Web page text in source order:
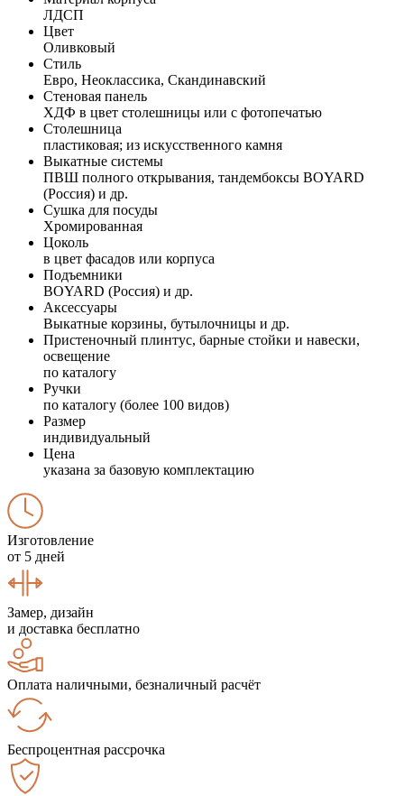
ЛДСП
Цвет
Оливковый
Стиль
Евро, Неоклассика, Скандинавский
Стеновая панель
ХДФ в цвет столешницы или с фотопечатью
Столешница
пластиковая; из искусственного камня
Выкатные системы
ПВШ полного открывания, тандембоксы BOYARD
(Россия) и др.
Сушка для посуды
Хромированная
Цоколь
в цвет фасадов или корпуса
Подъемники
BOYARD (Россия) и др.
Аксессуары
Выкатные корзины, бутылочницы и др.
Пристеночный плинтус, барные стойки и навески,
освещение
по каталогу
Ручки
по каталогу (более 100 видов)
Размер
индивидуальный
Цена
указана за базовую комплектацию
Изготовление
от 5 дней
Замер, дизайн
и доставка бесплатно
Оплата наличными, безналичный расчёт
Беспроцентная рассрочка